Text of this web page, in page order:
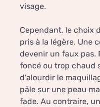
visage.
Cependant, le choix
pris à la légère. Une
devenir un faux pas.
foncé ou trop chaud
d’alourdir le
pâle sur une peau
fade. Au contraire,